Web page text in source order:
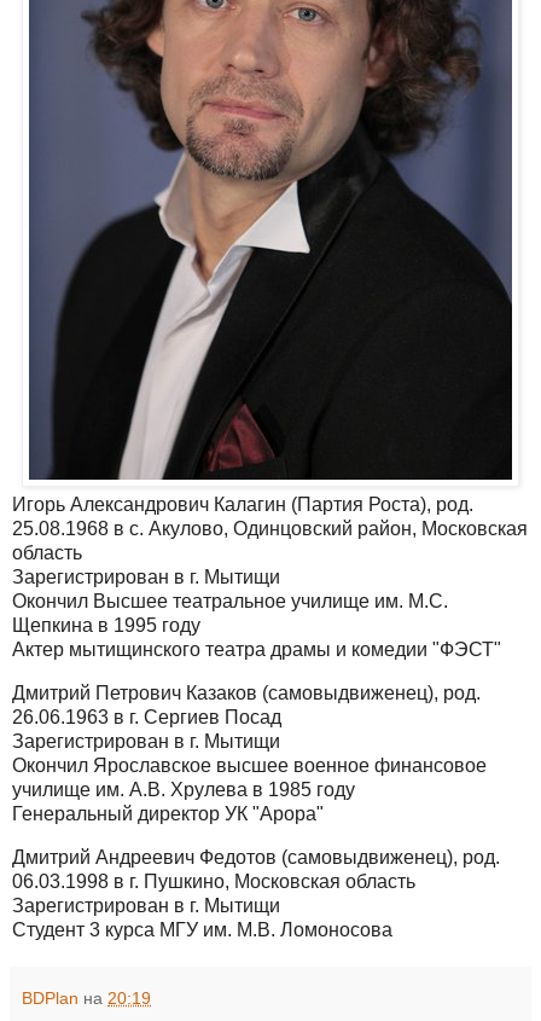
Игорь Александрович Калагин (Партия Роста), род.
25.08.1968 в с. Акулово, Одинцовский район, Московская
область
Зарегистрирован в г. Мытищи
Окончил Высшее театральное училище им. М.С.
Щепкина в 1995 году
Актер мытищинского театра драмы и комедии "ФЭСТ"
Дмитрий Петрович Казаков (самовыдвиженец), род.
26.06.1963 в г. Сергиев Посад
Зарегистрирован в г. Мытищи
Окончил Ярославское высшее военное финансовое
училище им. А.В. Хрулева в 1985 году
Генеральный директор УК "Арора"
Дмитрий Андреевич Федотов (самовыдвиженец), род.
06.03.1998 в г. Пушкино, Московская область
Зарегистрирован в г. Мытищи
Студент 3 курса МГУ им. М.В. Ломоносова
BDPlan на 20:19